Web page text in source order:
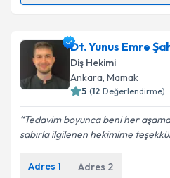
Metni'ni okudum ve
Takvim
Dt. Ömer Delikanlıiçin
oluşturun. Size bu
takvim hazırlandığında e-
Kişisel verilerimin
Dt. Yunus Emre
Diş Hekimi
Ankara, Mamak
5 (12 Değerlendirme)
Tedavim boyunca beni her
sabırla ilgilenen hekimime
Adres 1 Adres 2